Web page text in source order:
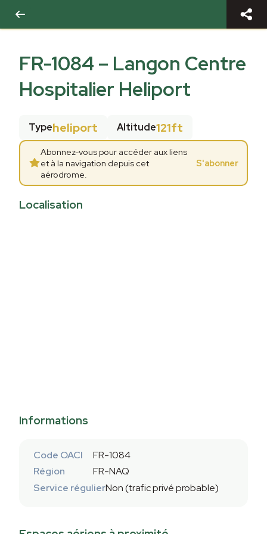
FR-1084 – Langon Centre
Hospitalier Heliport
Typeheliport Altitude121ft
Abonnez-vous pour accéder aux liens
et à la navigation depuis cet
aérodrome.
S'abonner
Localisation
Informations
Code OACI
FR-1084
Région
FR-NAQ
Service régulierNon (trafic privé probable)